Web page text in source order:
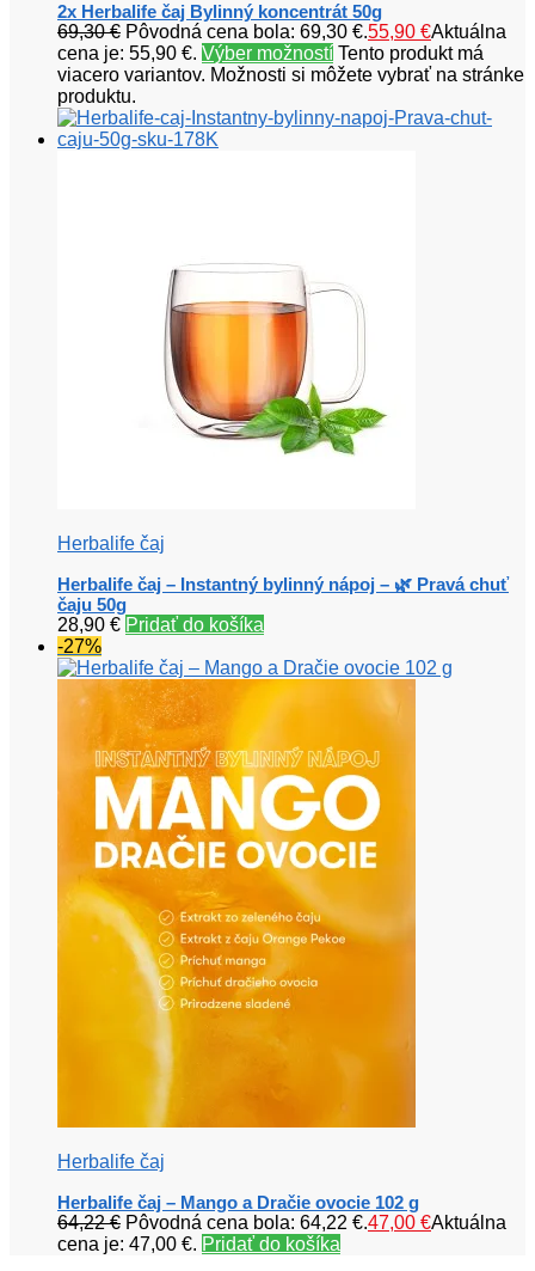
2x Herbalife čaj Bylinný koncentrát 50g
69,30€ Pôvodná cena bola: 69,30 €.55,90 €Aktuálna
cena je: 55,90 €. Výber možností Tento produkt má
viacero variantov. Možnosti si môžete vybrať na stránke
produktu.
Herbalife čaj
Herbalife čaj – Instantný bylinný nápoj – 🌿 Pravá chuť
čaju 50g
28,90 € Pridať do košíka
-27%
Herbalife čaj
Herbalife čaj – Mango a Dračie ovocie 102 g
64,22€ Pôvodná cena bola: 64,22 €.47,00 €Aktuálna
cena je: 47,00 €. Pridať do košíka